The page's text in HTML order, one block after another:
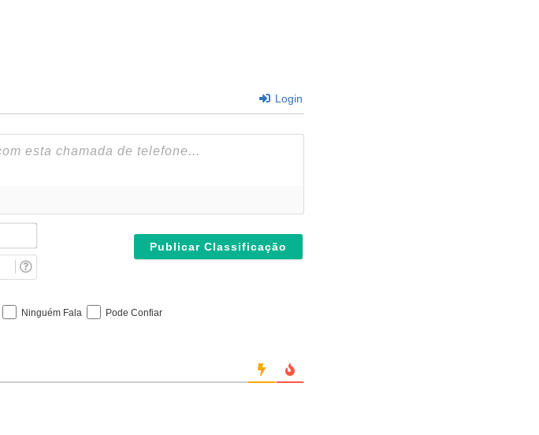
Login
N
m
l
Ninguém Fala Pode Confiar